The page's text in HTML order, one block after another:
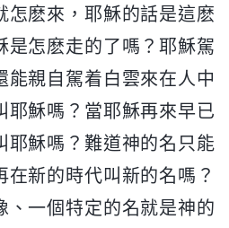
怎麽來，耶穌的話是這麽
是怎麽走的了嗎？耶穌駕
能親自駕着白雲來在人中
耶穌嗎？當耶穌再來早已
耶穌嗎？難道神的名只能
在新的時代叫新的名嗎？
、一個特定的名就是神的